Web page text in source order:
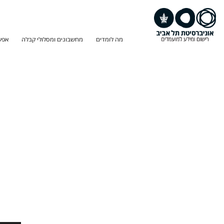
מה לומדים מחשבונים ומסלולי קבלה